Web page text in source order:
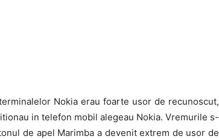
Nokia erau foarte usor de recunoscut,
in telefon mobil alegeau Nokia. Vremurile s-
de apel Marimba a devenit extrem de usor de